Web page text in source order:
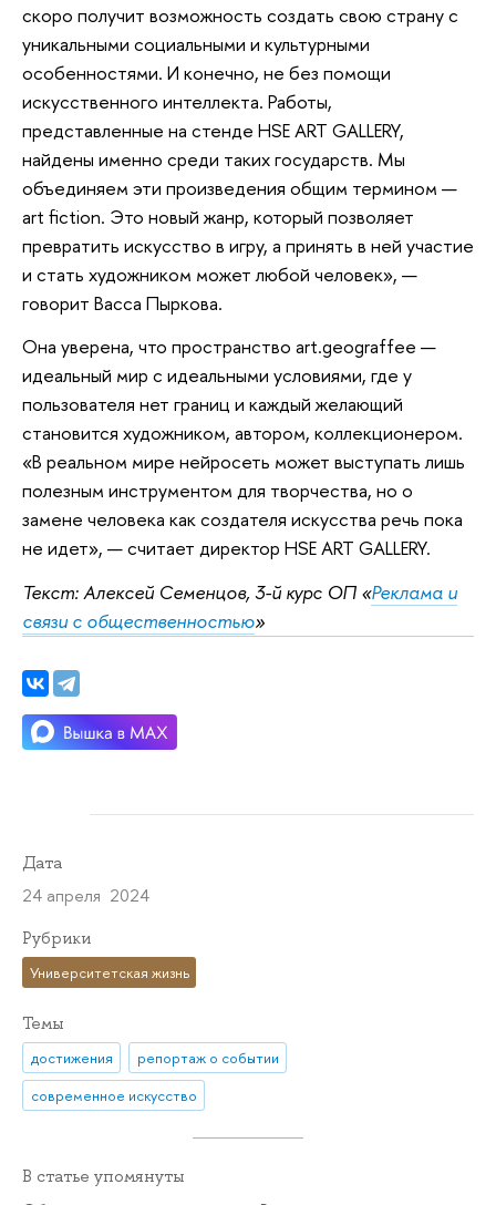
скоро получит возможность создать свою страну с
уникальными социальными и культурными
особенностями. И конечно, не без помощи
искусственного интеллекта. Работы,
представленные на стенде HSE ART GALLERY,
найдены именно среди таких государств. Мы
объединяем эти произведения общим термином —
art fiction. Это новый жанр, который позволяет
превратить искусство в игру, а принять в ней участие
и стать художником может любой человек», —
говорит Васса Пыркова.
Она уверена, что пространство art.geograffee —
идеальный мир с идеальными условиями, где у
пользователя нет границ и каждый желающий
становится художником, автором, коллекционером.
«В реальном мире нейросеть может выступать лишь
полезным инструментом для творчества, но о
замене человека как создателя искусства речь пока
не идет», — считает директор HSE ART GALLERY.
Текст: Алексей Семенцов, 3-й курс ОП «Реклама и
связи с общественностью»
Дата
24 апреля 2024
Рубрики
Университетская жизнь
Темы
достижения
репортаж о событии
современное искусство
В статье упомянуты